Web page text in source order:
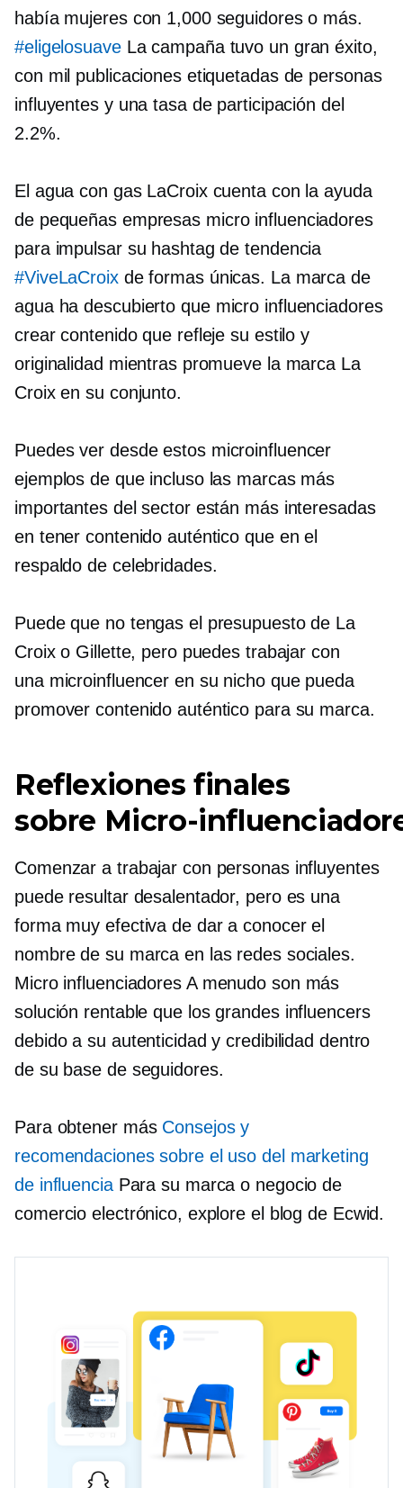
había mujeres con 1,000 seguidores o más.
#eligelosuaveLa campaña tuvo un gran éxito,
con mil publicaciones etiquetadas de personas
influyentes y una tasa de participación del
2.2%.
El agua con gas LaCroix cuenta con la ayuda
de pequeñas empresas micro influenciadores
para impulsar su hashtag de tendencia
#ViveLaCroixde formas únicas. La marca de
agua ha descubierto que micro influenciadores
crear contenido que refleje su estilo y
originalidad mientras promueve la marca La
Croix en su conjunto.
Puedes ver desde estos microinfluencer
ejemplos de que incluso las marcas más
importantes del sector están más interesadas
en tener contenido auténtico que en el
respaldo de celebridades.
Puede que no tengas el presupuesto de La
Croix o Gillette, pero puedes trabajar con
una microinfluencer en su nicho que pueda
promover contenido auténtico para su marca.
Reflexiones finales
sobre Micro-
Comenzar a trabajar con personas influyentes
puede resultar desalentador, pero es una
forma muy efectiva de dar a conocer el
nombre de su marca en las redes sociales.
Micro influenciadoresA menudo son más
solución rentableque los grandes influencers
debido a su autenticidad y credibilidad dentro
de su base de seguidores.
Para obtener más Consejos y
recomendaciones sobre el uso del marketing
de influenciaPara su marca o negocio de
comercio electrónico, explore el blog de Ecwid.